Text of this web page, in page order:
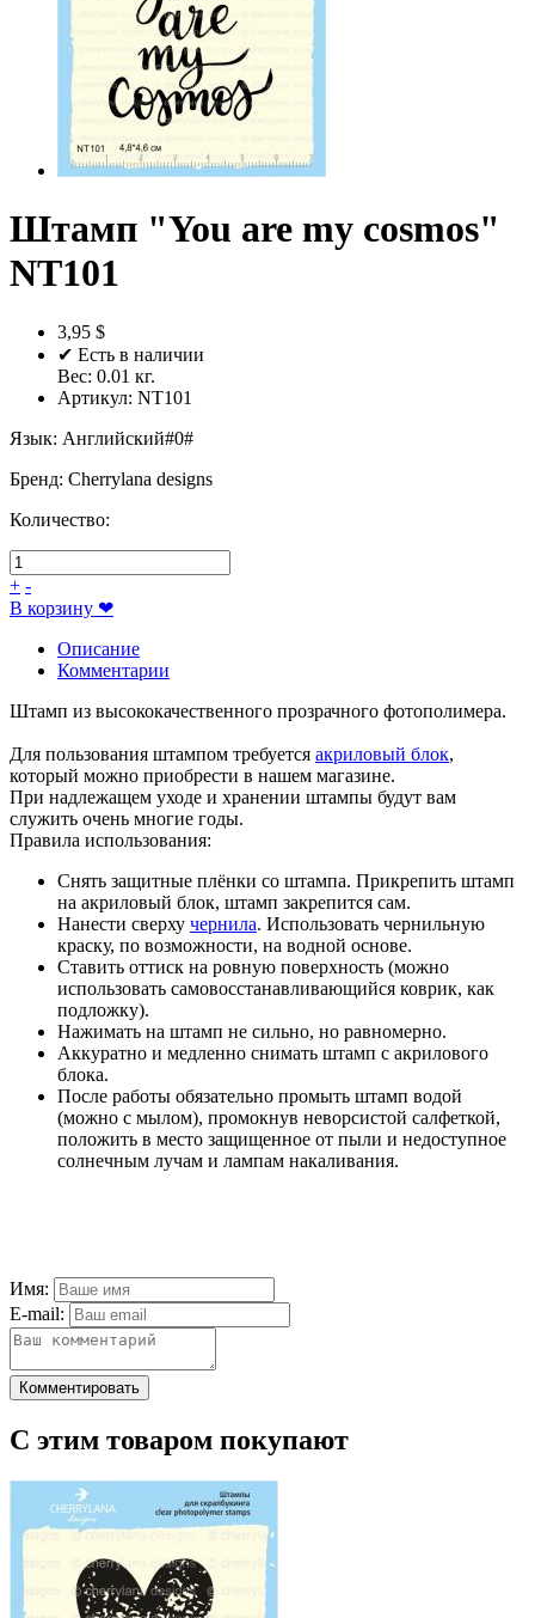
Штамп "You are my cosmos"
NT101
3,95 $
✔ Есть в наличии
Вес: 0.01 кг.
Артикул: NT101
Язык: Английский#0#
Бренд: Cherrylana designs
Количество:
+ -
В корзину ❤
Описание
Комментарии
Штамп из высококачественного прозрачного фотополимера.
Для пользования штампом требуется акриловый блок,
который можно приобрести в нашем магазине.
При надлежащем уходе и хранении штампы будут вам
служить очень многие годы.
Правила использования:
Снять защитные плёнки со штампа. Прикрепить штамп
на акриловый блок, штамп закрепится сам.
Нанести сверху чернила. Использовать чернильную
краску, по возможности, на водной основе.
Ставить оттиск на ровную поверхность (можно
использовать самовосстанавливающийся коврик, как
подложку).
Нажимать на штамп не сильно, но равномерно.
Аккуратно и медленно снимать штамп с акрилового
блока.
После работы обязательно промыть штамп водой
(можно с мылом), промокнув неворсистой салфеткой,
положить в место защищенное от пыли и недоступное
солнечным лучам и лампам накаливания.
Имя:
E-mail:
Комментировать
С этим товаром покупают